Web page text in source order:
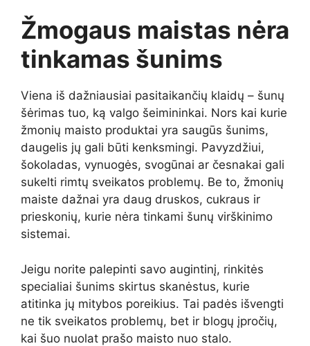
Žmogaus maistas nėra
tinkamas šunims
Viena iš dažniausiai pasitaikančių klaidų – šunų
šėrimas tuo, ką valgo šeimininkai. Nors kai kurie
žmonių maisto produktai yra saugūs šunims,
daugelis jų gali būti kenksmingi. Pavyzdžiui,
šokoladas, vynuogės, svogūnai ar česnakai gali
sukelti rimtų sveikatos problemų. Be to, žmonių
maiste dažnai yra daug druskos, cukraus ir
prieskonių, kurie nėra tinkami šunų virškinimo
sistemai.
Jeigu norite palepinti savo augintinį, rinkitės
specialiai šunims skirtus skanėstus, kurie
atitinka jų mitybos poreikius. Tai padės išvengti
ne tik sveikatos problemų, bet ir blogų įpročių,
kai šuo nuolat prašo maisto nuo stalo.